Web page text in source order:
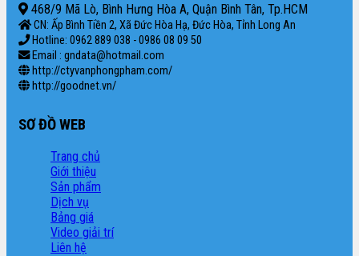
468/9 Mã Lò, Bình Hưng Hòa A, Quận Bình Tân, Tp.HCM
CN: Ấp Bình Tiền 2, Xã Đức Hòa Hạ, Đức Hòa, Tỉnh Long An
Hotline: 0962 889 038 - 0986 08 09 50
Email : gndata@hotmail.com
http://ctyvanphongpham.com/
http://goodnet.vn/
SƠ ĐỒ WEB
Trang chủ
Giới thiệu
Sản phẩm
Dịch vụ
Bảng giá
Video giải trí
Liên hệ